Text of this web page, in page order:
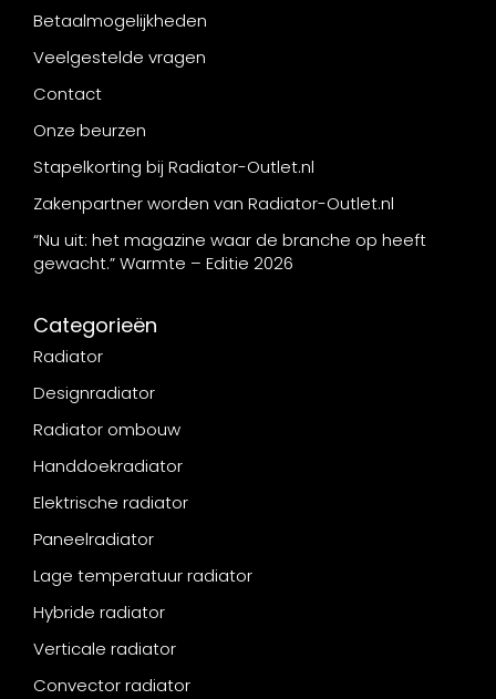
Betaalmogelijkheden
Veelgestelde vragen
Contact
Onze beurzen
Stapelkorting bij Radiator-Outlet.nl
Zakenpartner worden van Radiator-Outlet.nl
“Nu uit: het magazine waar de branche op heeft
gewacht.” Warmte – Editie 2026
Categorieën
Radiator
Designradiator
Radiator ombouw
Handdoekradiator
Elektrische radiator
Paneelradiator
Lage temperatuur radiator
Hybride radiator
Verticale radiator
Convector radiator